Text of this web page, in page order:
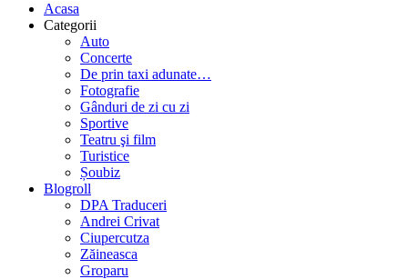
Acasa
Categorii
Auto
Concerte
De prin taxi adunate…
Fotografie
Gânduri de zi cu zi
Sportive
Teatru şi film
Turistice
Șoubiz
Blogroll
DPA Traduceri
Andrei Crivat
Ciupercutza
Zăineasca
Groparu